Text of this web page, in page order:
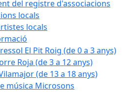
del registre d'associacions
locals
locals
El Pit Roig (de 0 a 3 anys)
Roja (de 3 a 12 anys)
(de 13 a 18 anys)
música Microsons